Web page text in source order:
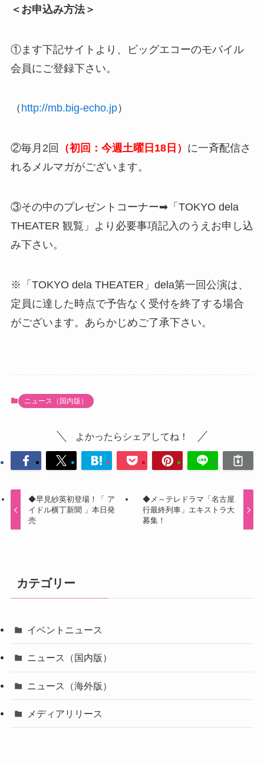
＜お申込み方法＞
①ます下記サイトより、ビッグエコーのモバイル
会員にご登録下さい。
（ http://mb.big-echo.jp）
②毎月2回 （初回：今週土曜日18日） に一斉配信さ
れるメルマガがございます。
③その中のプレゼントコーナー➡「TOKYO dela
THEATER 観覧」より必要事項記入のうえお申し込
み下さい。
※「TOKYO dela THEATER」dela第一回公演は、
定員に達した時点で予告なく受付を終了する場合
がございます。あらかじめご了承下さい。
ニュース（国内版）
よかったらシェアしてね！
◆早見紗英初登場！「 ア
イドル横丁新聞 」本日発
売
◆メ～テレドラマ「名古屋
行最終列車」エキストラ大
募集！
カテゴリー
イベントニュース
ニュース（国内版）
ニュース（海外版）
メディアリリース